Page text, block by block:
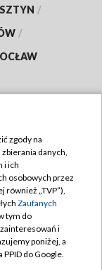
/
/
zgody na
danych,
i ich
osobowych przez
również „TVP”),
Zaufanych
tym do
i
poniżej, a
do Google.